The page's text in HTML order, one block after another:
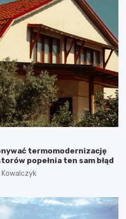
termomodernizację
popełnia ten sam błąd
Kowalczyk